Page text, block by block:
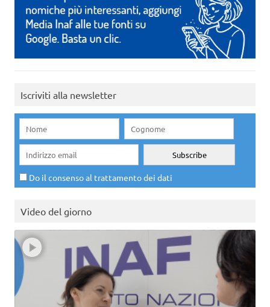
Iscriviti alla newsletter
Do il consenso al trattamento dei dati
Video del giorno